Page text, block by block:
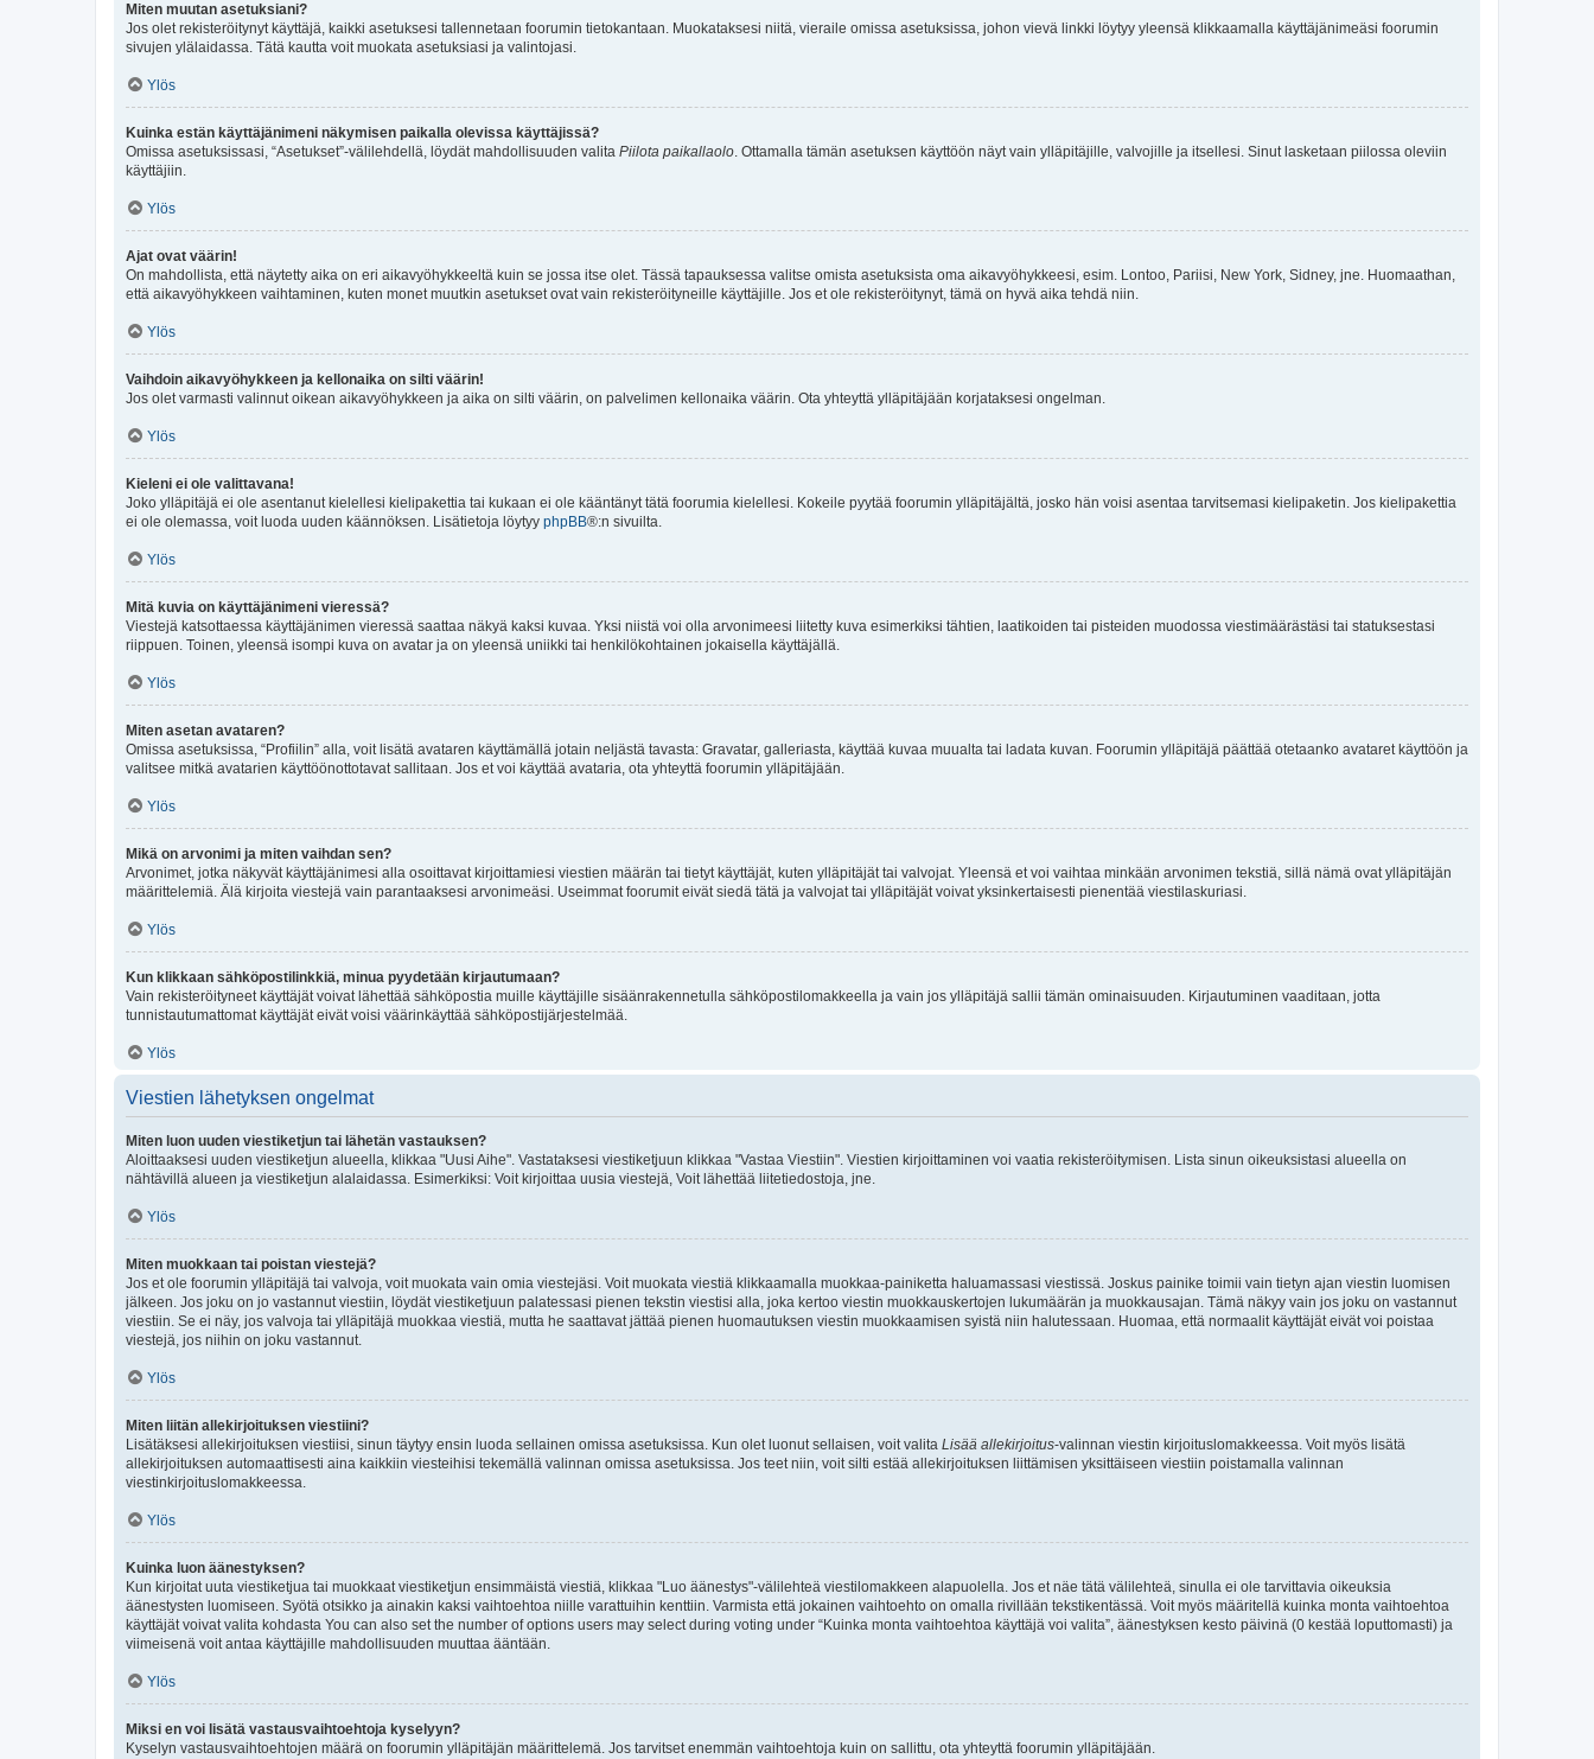
Miten muutan asetuksiani?
Jos olet rekisteröitynyt käyttäjä, kaikki asetuksesi tallennetaan foorumin tietokantaan. Muokataksesi niitä, vieraile omissa asetuksissa, johon vievä linkki löytyy yleensä klikkaamalla käyttäjänimeäsi foorumin
sivujen ylälaidassa. Tätä kautta voit muokata asetuksiasi ja valintojasi.
Ylös
Kuinka estän käyttäjänimeni näkymisen paikalla olevissa käyttäjissä?
Omissa asetuksissasi, “Asetukset”-välilehdellä, löydät mahdollisuuden valita Piilota paikallaolo. Ottamalla tämän asetuksen käyttöön näyt vain ylläpitäjille, valvojille ja itsellesi. Sinut lasketaan piilossa oleviin
käyttäjiin.
Ylös
Ajat ovat väärin!
On mahdollista, että näytetty aika on eri aikavyöhykkeeltä kuin se jossa itse olet. Tässä tapauksessa valitse omista asetuksista oma aikavyöhykkeesi, esim. Lontoo, Pariisi, New York, Sidney, jne. Huomaathan,
että aikavyöhykkeen vaihtaminen, kuten monet muutkin asetukset ovat vain rekisteröityneille käyttäjille. Jos et ole rekisteröitynyt, tämä on hyvä aika tehdä niin.
Ylös
Vaihdoin aikavyöhykkeen ja kellonaika on silti väärin!
Jos olet varmasti valinnut oikean aikavyöhykkeen ja aika on silti väärin, on palvelimen kellonaika väärin. Ota yhteyttä ylläpitäjään korjataksesi ongelman.
Ylös
Kieleni ei ole valittavana!
Joko ylläpitäjä ei ole asentanut kielellesi kielipakettia tai kukaan ei ole kääntänyt tätä foorumia kielellesi. Kokeile pyytää foorumin ylläpitäjältä, josko hän voisi asentaa tarvitsemasi kielipaketin. Jos kielipakettia
ei ole olemassa, voit luoda uuden käännöksen. Lisätietoja löytyy phpBB®:n sivuilta.
Ylös
Mitä kuvia on käyttäjänimeni vieressä?
Viestejä katsottaessa käyttäjänimen vieressä saattaa näkyä kaksi kuvaa. Yksi niistä voi olla arvonimeesi liitetty kuva esimerkiksi tähtien, laatikoiden tai pisteiden muodossa viestimäärästäsi tai statuksestasi
riippuen. Toinen, yleensä isompi kuva on avatar ja on yleensä uniikki tai henkilökohtainen jokaisella käyttäjällä.
Ylös
Miten asetan avataren?
Omissa asetuksissa, “Profiilin” alla, voit lisätä avataren käyttämällä jotain neljästä tavasta: Gravatar, galleriasta, käyttää kuvaa muualta tai ladata kuvan. Foorumin ylläpitäjä päättää otetaanko avataret käyttöön ja
valitsee mitkä avatarien käyttöönottotavat sallitaan. Jos et voi käyttää avataria, ota yhteyttä foorumin ylläpitäjään.
Ylös
Mikä on arvonimi ja miten vaihdan sen?
Arvonimet, jotka näkyvät käyttäjänimesi alla osoittavat kirjoittamiesi viestien määrän tai tietyt käyttäjät, kuten ylläpitäjät tai valvojat. Yleensä et voi vaihtaa minkään arvonimen tekstiä, sillä nämä ovat ylläpitäjän
määrittelemiä. Älä kirjoita viestejä vain parantaaksesi arvonimeäsi. Useimmat foorumit eivät siedä tätä ja valvojat tai ylläpitäjät voivat yksinkertaisesti pienentää viestilaskuriasi.
Ylös
Kun klikkaan sähköpostilinkkiä, minua pyydetään kirjautumaan?
Vain rekisteröityneet käyttäjät voivat lähettää sähköpostia muille käyttäjille sisäänrakennetulla sähköpostilomakkeella ja vain jos ylläpitäjä sallii tämän ominaisuuden. Kirjautuminen vaaditaan, jotta
tunnistautumattomat käyttäjät eivät voisi väärinkäyttää sähköpostijärjestelmää.
Ylös
Viestien lähetyksen ongelmat
Miten luon uuden viestiketjun tai lähetän vastauksen?
Aloittaaksesi uuden viestiketjun alueella, klikkaa "Uusi Aihe". Vastataksesi viestiketjuun klikkaa "Vastaa Viestiin". Viestien kirjoittaminen voi vaatia rekisteröitymisen. Lista sinun oikeuksistasi alueella on
nähtävillä alueen ja viestiketjun alalaidassa. Esimerkiksi: Voit kirjoittaa uusia viestejä, Voit lähettää liitetiedostoja, jne.
Ylös
Miten muokkaan tai poistan viestejä?
Jos et ole foorumin ylläpitäjä tai valvoja, voit muokata vain omia viestejäsi. Voit muokata viestiä klikkaamalla muokkaa-painiketta haluamassasi viestissä. Joskus painike toimii vain tietyn ajan viestin luomisen
jälkeen. Jos joku on jo vastannut viestiin, löydät viestiketjuun palatessasi pienen tekstin viestisi alla, joka kertoo viestin muokkauskertojen lukumäärän ja muokkausajan. Tämä näkyy vain jos joku on vastannut
viestiin. Se ei näy, jos valvoja tai ylläpitäjä muokkaa viestiä, mutta he saattavat jättää pienen huomautuksen viestin muokkaamisen syistä niin halutessaan. Huomaa, että normaalit käyttäjät eivät voi poistaa
viestejä, jos niihin on joku vastannut.
Ylös
Miten liitän allekirjoituksen viestiini?
Lisätäksesi allekirjoituksen viestiisi, sinun täytyy ensin luoda sellainen omissa asetuksissa. Kun olet luonut sellaisen, voit valita Lisää allekirjoitus-valinnan viestin kirjoituslomakkeessa. Voit myös lisätä
allekirjoituksen automaattisesti aina kaikkiin viesteihisi tekemällä valinnan omissa asetuksissa. Jos teet niin, voit silti estää allekirjoituksen liittämisen yksittäiseen viestiin poistamalla valinnan
viestinkirjoituslomakkeessa.
Ylös
Kuinka luon äänestyksen?
Kun kirjoitat uuta viestiketjua tai muokkaat viestiketjun ensimmäistä viestiä, klikkaa "Luo äänestys"-välilehteä viestilomakkeen alapuolella. Jos et näe tätä välilehteä, sinulla ei ole tarvittavia oikeuksia
äänestysten luomiseen. Syötä otsikko ja ainakin kaksi vaihtoehtoa niille varattuihin kenttiin. Varmista että jokainen vaihtoehto on omalla rivillään tekstikentässä. Voit myös määritellä kuinka monta vaihtoehtoa
käyttäjät voivat valita kohdasta You can also set the number of options users may select during voting under “Kuinka monta vaihtoehtoa käyttäjä voi valita”, äänestyksen kesto päivinä (0 kestää loputtomasti) ja
viimeisenä voit antaa käyttäjille mahdollisuuden muuttaa ääntään.
Ylös
Miksi en voi lisätä vastausvaihtoehtoja kyselyyn?
Kyselyn vastausvaihtoehtojen määrä on foorumin ylläpitäjän määrittelemä. Jos tarvitset enemmän vaihtoehtoja kuin on sallittu, ota yhteyttä foorumin ylläpitäjään.